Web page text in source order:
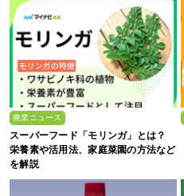
農業ニュース
スーパーフード「モリンガ」とは？
栄養素や活用法、家庭菜園の方法など
を解説